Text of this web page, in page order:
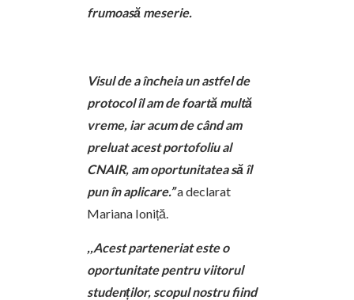
frumoasă meserie.
Visul de a încheia un astfel de
protocol îl am de foartă multă
vreme, iar acum de când am
preluat acest portofoliu al
CNAIR, am oportunitatea să îl
pun în aplicare.”a declarat
Mariana Ioniță.
,,Acest parteneriat este o
oportunitate pentru viitorul
studenților, scopul nostru fiind